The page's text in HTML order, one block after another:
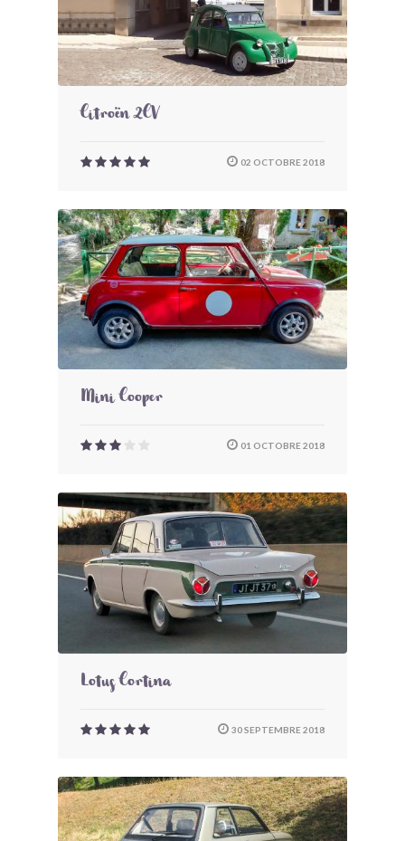
Citroën 2CV
02 OCTOBRE 2018
Mini Cooper
01 OCTOBRE 2018
Lotus Cortina
30 SEPTEMBRE 2018